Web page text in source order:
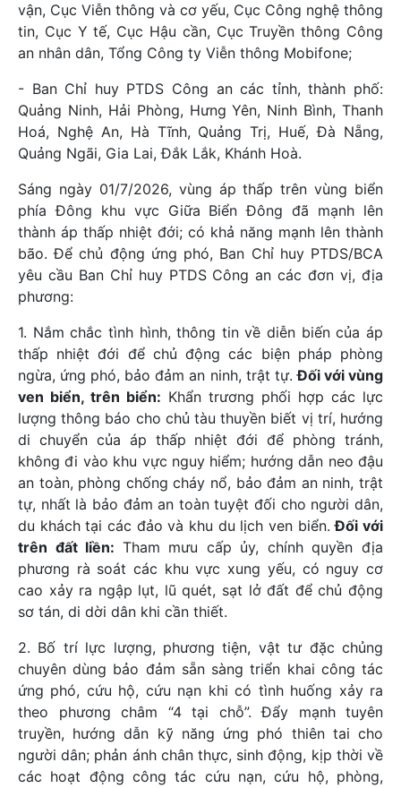
vận, Cục Viễn thông và cơ yếu, Cục Công nghệ thông
tin, Cục Y tế, Cục Hậu cần, Cục Truyền thông Công
an nhân dân, Tổng Công ty Viễn thông Mobifone;
- Ban Chỉ huy PTDS Công an các tỉnh, thành phố:
Quảng Ninh, Hải Phòng, Hưng Yên, Ninh Bình, Thanh
Hoá, Nghệ An, Hà Tĩnh, Quảng Trị, Huế, Đà Nẵng,
Quảng Ngãi, Gia Lai, Đắk Lắk, Khánh Hoà.
Sáng ngày 01/7/2026, vùng áp thấp trên vùng biển
phía Đông khu vực Giữa Biển Đông đã mạnh lên
thành áp thấp nhiệt đới; có khả năng mạnh lên thành
bão. Để chủ động ứng phó, Ban Chỉ huy PTDS/BCA
yêu cầu Ban Chỉ huy PTDS Công an các đơn vị, địa
phương:
1. Nắm chắc tình hình, thông tin về diễn biến của áp
thấp nhiệt đới để chủ động các biện pháp phòng
ngừa, ứng phó, bảo đảm an ninh, trật tự.Đối với vùng
ven biển, trên biển: Khẩn trương phối hợp các lực
lượng thông báo cho chủ tàu thuyền biết vị trí, hướng
di chuyển của áp thấp nhiệt đới để phòng tránh,
không đi vào khu vực nguy hiểm; hướng dẫn neo đậu
an toàn, phòng chống cháy nổ, bảo đảm an ninh, trật
tự, nhất là bảo đảm an toàn tuyệt đối cho người dân,
du khách tại các đảo và khu du lịch ven biển.Đối với
trên đất liền: Tham mưu cấp ủy, chính quyền địa
phương rà soát các khu vực xung yếu, có nguy cơ
cao xảy ra ngập lụt, lũ quét, sạt lở đất để chủ động
sơ tán, di dời dân khi cần thiết.
2. Bố trí lực lượng, phương tiện, vật tư đặc chủng
chuyên dùng bảo đảm sẵn sàng triển khai công tác
ứng phó, cứu hộ, cứu nạn khi có tình huống xảy ra
theo phương châm “4 tại chỗ”. Đẩy mạnh tuyên
truyền, hướng dẫn kỹ năng ứng phó thiên tai cho
người dân; phản ánh chân thực, sinh động, kịp thời về
các hoạt động công tác cứu nạn, cứu hộ, phòng,